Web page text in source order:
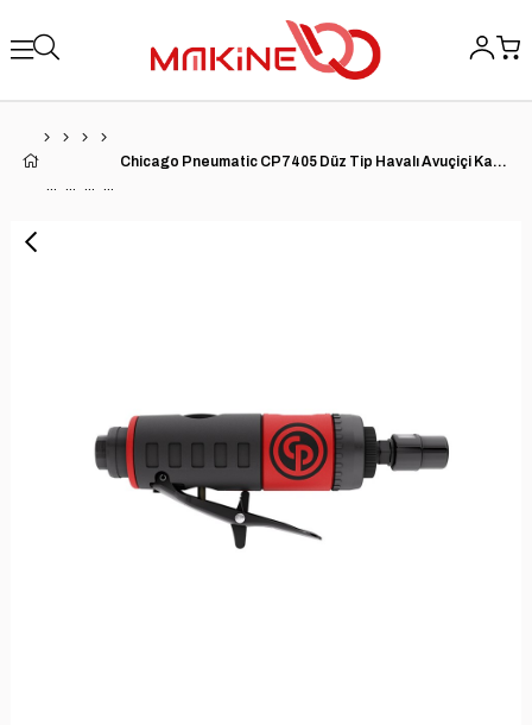
Chicago Pneumatic CP7405 Düz Tip Havalı Avuçiçi Kalıpçı Taşlama